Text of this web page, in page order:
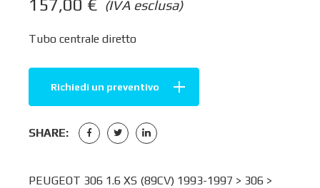
(IVA esclusa)
157,00 €
Tubo centrale diretto
Richiedi un preventivo
SHARE:
PEUGEOT 306 1.6 XS (89CV) 1993-1997 > 306 >